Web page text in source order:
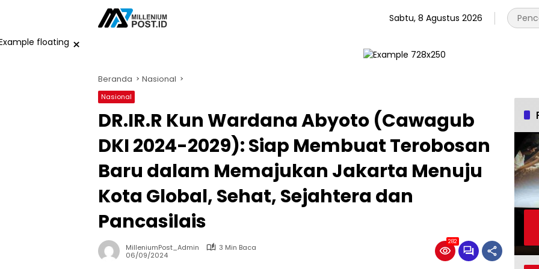
Sabtu, 8 Agustus 2026
×
Beranda Nasional
Nasional
DR.IR.R Kun Wardana Abyoto (Cawagub
DKI 2024-2029): Siap Membuat Terobosan
Baru dalam Memajukan Jakarta Menuju
Kota Global, Sehat, Sejahtera dan
Pancasilais
MilleniumPost_Admin
3 Min Baca
06/09/2024
282